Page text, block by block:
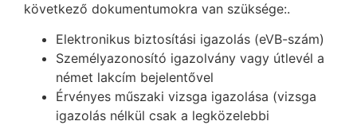
következő dokumentumokra van szüksége:.
Elektronikus biztosítási igazolás (eVB-szám)
Személyazonosító igazolvány vagy útlevél a
német lakcím bejelentővel
Érvényes műszaki vizsga igazolása (vizsga
igazolás nélkül csak a legközelebbi